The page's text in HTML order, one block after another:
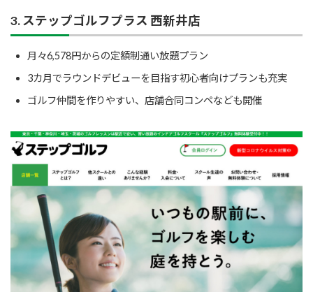
3. ステップゴルフプラス 西新井店
月々6,578円からの定額制通い放題プラン
3カ月でラウンドデビューを目指す初心者向けプランも充実
ゴルフ仲間を作りやすい、店舗合同コンペなども開催